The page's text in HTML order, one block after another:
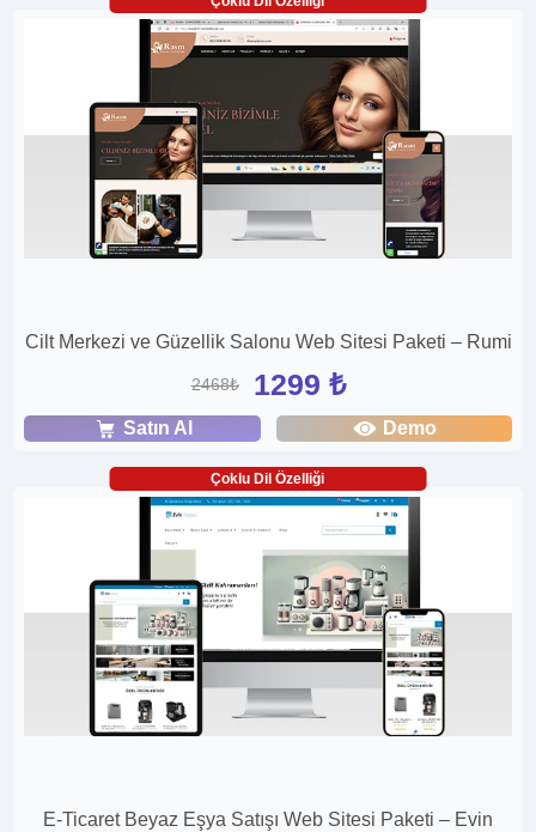
Cilt Merkezi ve Güzellik Salonu Web Sitesi Paketi – Rumi
2468₺ 1299 ₺
Satın Al Demo
Çoklu Dil Özelliği
E-Ticaret Beyaz Eşya Satışı Web Sitesi Paketi – Evin